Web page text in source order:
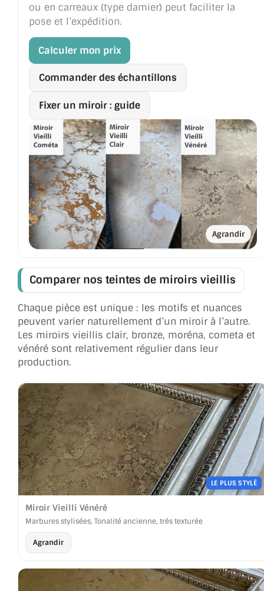
LOTS DE MIROIRS EN MOZAÏQUE
MIROIR POUR PORTE
MIROIR DE SALLE DE BAIN
MIROIR PAROI DE DOUCHE
MIROIR POUR SALLE DE SPORT
MIROIR POUR SALLE DE DANSE
MIROIR ENCADRÉ
MIROIR TV
VERRE SUR MESURE
VERRE EXTRACLAIR
VERRE TREMPÉ (SÉCURIT)
PAROI DE DOUCHE
VERRE FEUILLETÉ
VERRE ANTI-REFLET
VERRE LAQUÉ/CRÉDENCE
VERRE FEUILLETÉ/TREMPÉ
DALLE DE SOL EN VERRE
PORTE EN VERRE
GARDE CORPS EN VERRE
VERRIÈRE TYPE ATELIER
VERRES TEXTURÉS
ou en carreaux (type damier) peut faciliter la
pose et l’expédition.
Calculer mon prix
Commander des échantillons
Fixer un miroir : guide
Agrandir
Comparer nos teintes de miroirs vieillis
Chaque pièce est unique : les motifs et nuances
peuvent varier naturellement d’un miroir à l’autre.
Les miroirs vieillis clair, bronze, moréna, cometa et
vénéré sont relativement régulier dans leur
production.
LE PLUS STYLÉ
Miroir Vieilli Vénéré
Marbures stylisées, Tonalité ancienne, très texturée
Agrandir